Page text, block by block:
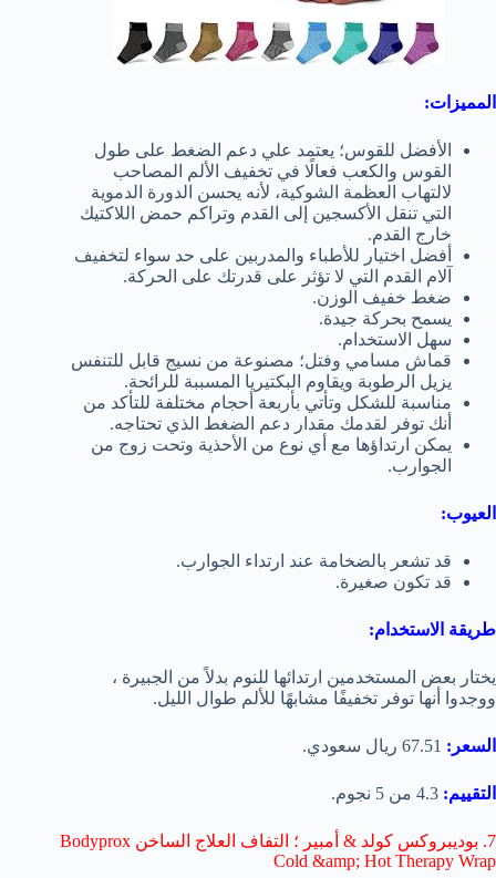
المميزات:
الأفضل للقوس؛ يعتمد علي دعم الضغط على طول
القوس والكعب فعالًا في تخفيف الألم المصاحب
لالتهاب العظمة الشوكية، لأنه يحسن الدورة الدموية
التي تنقل الأكسجين إلى القدم وتراكم حمض اللاكتيك
خارج القدم.
أفضل اختيار للأطباء والمدربين على حد سواء لتخفيف
آلام القدم التي لا تؤثر على قدرتك على الحركة.
ضغط خفيف الوزن.
يسمح بحركة جيدة.
سهل الاستخدام.
قماش مسامي وفتل؛ مصنوعة من نسيج قابل للتنفس
يزيل الرطوبة ويقاوم البكتيريا المسببة للرائحة.
مناسبة للشكل وتأتي بأربعة أحجام مختلفة للتأكد من
أنك توفر لقدمك مقدار دعم الضغط الذي تحتاجه.
يمكن ارتداؤها مع أي نوع من الأحذية وتحت زوج من
الجوارب.
العيوب:
قد تشعر بالضخامة عند ارتداء الجوارب.
قد تكون صغيرة.
طريقة الاستخدام:
يختار بعض المستخدمين ارتدائها للنوم بدلاً من الجبيرة ،
ووجدوا أنها توفر تخفيفًا مشابهًا للألم طوال الليل.
السعر: 67.51 ريال سعودي.
التقييم:
7. بوديبروكس كولد & أمبير ؛ التفاف العلاج الساخن Bodyprox
Cold &amp; Hot Therapy Wrap